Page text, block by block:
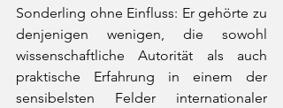
Sonderling ohne Einfluss: Er gehörte zu
denjenigen wenigen, die sowohl
wissenschaftliche Autorität als auch
praktische Erfahrung in einem der
sensibelsten Felder internationaler